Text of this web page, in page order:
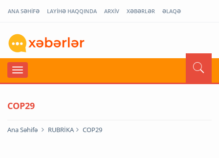
ANA SƏHİFƏ LAYİHƏ HAQQINDA ARXİV XƏBƏRLƏR ƏLAQƏ
COP29
Ana Səhifə RUBRİKA COP29